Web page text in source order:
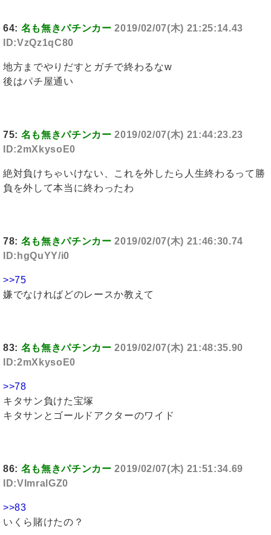
64: 名も無きパチンカー 2019/02/07(木) 21:25:14.43
ID:VzQz1qC80
地方までやりだすとガチで終わるなw
後はパチ屋通い
75: 名も無きパチンカー 2019/02/07(木) 21:44:23.23
ID:2mXkysoE0
絶対負けちゃいけない、これを外したら人生終わるって勝
負を外して本当に終わったわ
78: 名も無きパチンカー 2019/02/07(木) 21:46:30.74
ID:hgQuYY/i0
>>75
嫌でなければどのレースか教えて
83: 名も無きパチンカー 2019/02/07(木) 21:48:35.90
ID:2mXkysoE0
>>78
キタサン負けた宝塚
キタサンとゴールドアクターのワイド
86: 名も無きパチンカー 2019/02/07(木) 21:51:34.69
ID:VImralGZ0
>>83
いくら賭けたの？